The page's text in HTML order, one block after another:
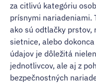
za citlivú kategóriu
prísnymi nariadeniami.
ako sú odtlačky prstov,
sietnice, alebo
údajov je dôležitá
jednotlivcov, ale aj z
bezpečnostných